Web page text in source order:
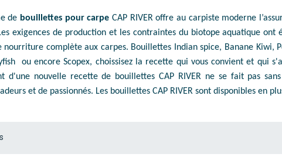
de bouillettes pour carpe CAP RIVER offre au carpiste moderne
exigences de production et les contraintes du biotope aquatique
nourriture complète aux carpes. Bouillettes Indian spice, Banane Kiwi,
ou encore Scopex, choissisez la recette qui vous convient et qui
d'une nouvelle recette de bouillettes CAP RIVER ne se fait pas
et de passionnés. Les bouillettes CAP RIVER sont disponibles en